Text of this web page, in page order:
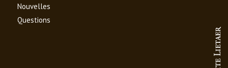
Nouvelles
Questions